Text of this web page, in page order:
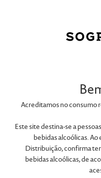
Acreditamos no consumo
Este site destina-se a
bebidas alcoólicas.
Distribuição, confirma
bebidas alcoólicas, de